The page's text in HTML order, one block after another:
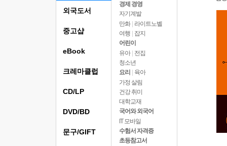
경제 경영
자기계발
만화 | 라이트노벨
여행
잡지
어린이
유아 | 전집
청소년
요리
육아
가정 살림
건강 취미
대학교재
국어와 외국어
IT 모바일
수험서 자격증
초등참고서
외국도서
중고샵
eBook
크레마클럽
CD/LP
DVD/BD
문구/GIFT